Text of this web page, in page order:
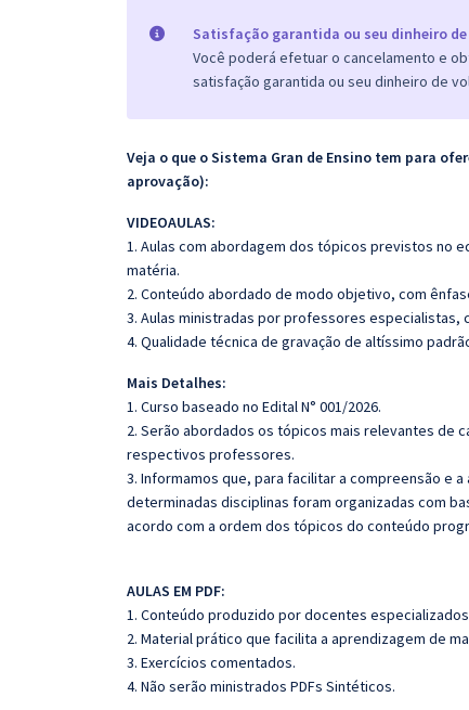
Satisfação garantida ou seu dinheiro
Você poderá efetuar o cancelamento e
satisfação garantida ou seu dinheiro de
Veja o que o Sistema Gran de Ensino tem para
aprovação):
VIDEOAULAS:
1. Aulas com abordagem dos tópicos previstos no
matéria.
2. Conteúdo abordado de modo objetivo, com
3. Aulas ministradas por professores especialistas,
4. Qualidade técnica de gravação de altíssimo
Mais Detalhes:
1. Curso baseado no Edital N° 001/2026.
2. Serão abordados os tópicos mais relevantes de
respectivos professores.
3. Informamos que, para facilitar a compreensão e
determinadas disciplinas foram organizadas com
acordo com a ordem dos tópicos do conteúdo
AULAS EM PDF:
1. Conteúdo produzido por docentes
2. Material prático que facilita a aprendizagem de
3. Exercícios comentados.
4. Não serão ministrados PDFs Sintéticos.